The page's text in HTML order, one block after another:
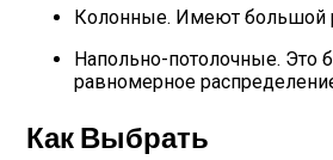
Колонные. Имеют большой
Напольно-потолочные. Это
равномерное
Как Выбрать